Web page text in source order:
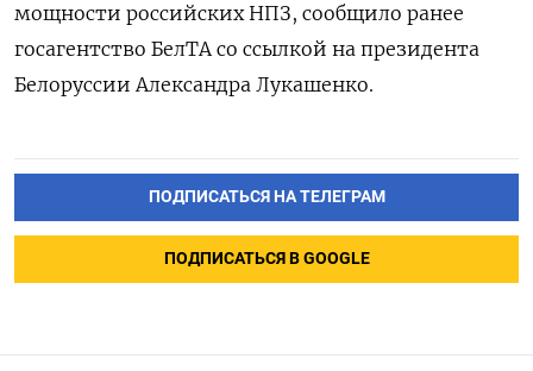
мощности российских НПЗ, ​сообщило ранее
госагентство БелТА со ‌ссылкой на президента
Белоруссии Александра Лукашенко.
ПОДПИСАТЬСЯ НА ТЕЛЕГРАМ
ПОДПИСАТЬСЯ В GOOGLE